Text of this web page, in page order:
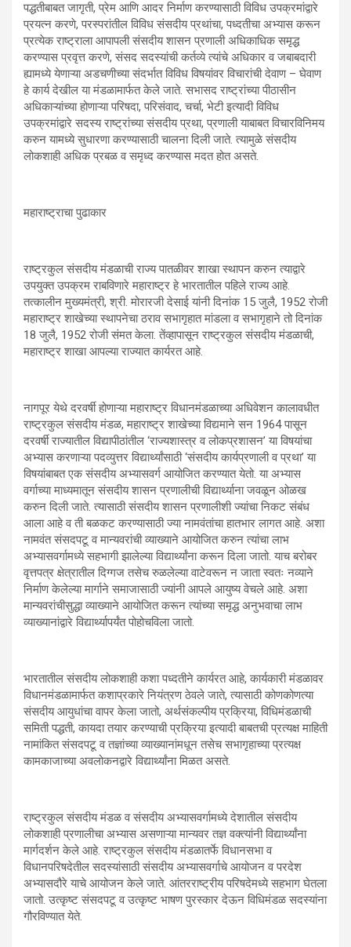
पद्धतीबाबत जागृती, प्रेम आणि आदर निर्माण करण्यासाठी विविध उपक्रमांद्वारे
प्रयत्न करणे, परस्परांतील विविध संसदीय प्रथांचा, पध्दतीचा अभ्यास करून
प्रत्येक राष्ट्राला आपापली संसदीय शासन प्रणाली अधिकाधिक समृद्ध
करण्यास प्रवृत्त करणे, संसद सदस्यांची कर्तव्ये त्यांचे अधिकार व जबाबदारी
ह्यामध्ये येणाऱ्या अडचणीच्या संदर्भात विविध विषयांवर विचारांची देवाण – घेवाण
हे कार्य देखील या मंडळामार्फत केले जाते. सभासद राष्ट्रांच्या पीठासीन
अधिकाऱ्यांच्या होणाऱ्या परिषदा, परिसंवाद, चर्चा, भेटी इत्यादी विविध
उपक्रमांद्वारे सदस्य राष्ट्रांच्या संसदीय प्रथा, प्रणाली याबाबत विचारविनिमय
करुन यामध्ये सुधारणा करण्यासाठी चालना दिली जाते. त्यामुळे संसदीय
लोकशाही अधिक प्रबळ व समृध्द करण्यास मदत होत असते.
महाराष्ट्राचा पुढाकार
राष्ट्रकुल संसदीय मंडळाची राज्य पातळीवर शाखा स्थापन करुन त्याद्वारे
उपयुक्त उपक्रम राबविणारे महाराष्ट्र हे भारतातील पहिले राज्य आहे.
तत्कालीन मुख्यमंत्री, श्री. मोरारजी देसाई यांनी दिनांक 15 जुलै, 1952 रोजी
महाराष्ट्र शाखेच्या स्थापनेचा ठराव सभागृहात मांडला व सभागृहाने तो दिनांक
18 जुलै, 1952 रोजी संमत केला. तेंव्हापासून राष्ट्रकुल संसदीय मंडळाची,
महाराष्ट्र शाखा आपल्या राज्यात कार्यरत आहे.
नागपूर येथे दरवर्षी होणाऱ्या महाराष्ट्र विधानमंडळाच्या अधिवेशन कालावधीत
राष्ट्रकुल संसदीय मंडळ, महाराष्ट्र शाखेच्या विद्यमाने सन 1964 पासून
दरवर्षी राज्यातील विद्यापीठांतील ‘राज्यशास्त्र व लोकप्रशासन’ या विषयांचा
अभ्यास करणाऱ्या पदव्युत्तर विद्यार्थ्यांसाठी ‘संसदीय कार्यप्रणाली व प्रथा’ या
विषयांबाबत एक संसदीय अभ्यासवर्ग आयोजित करण्यात येतो. या अभ्यास
वर्गाच्या माध्यमातून संसदीय शासन प्रणालीची विद्यार्थ्याना जवळून ओळख
करुन दिली जाते. त्यासाठी संसदीय शासन प्रणालीशी ज्यांचा निकट संबंध
आला आहे व ती बळकट करण्यासाठी ज्या नामवंतांचा हातभार लागत आहे. अशा
नामवंत संसदपटू व मान्यवरांची व्याख्याने आयोजित करुन त्यांचा लाभ
अभ्यासवर्गामध्ये सहभागी झालेल्या विद्यार्थ्यांना करून दिला जातो. याच बरोबर
वृत्तपत्र क्षेत्रातील दिग्गज तसेच रुळलेल्या वाटेवरून न जाता स्वतः नव्याने
निर्माण केलेल्या मार्गाने समाजासाठी ज्यांनी आपले आयुष्य वेचले आहे. अशा
मान्यवरांचीसुद्धा व्याख्याने आयोजित करून त्यांच्या समृद्ध अनुभवाचा लाभ
व्याख्यानांद्वारे विद्यार्थ्यापर्यंत पोहोचविला जातो.
भारतातील संसदीय लोकशाही कशा पध्दतीने कार्यरत आहे, कार्यकारी मंडळावर
विधानमंडळामार्फत कशाप्रकारे नियंत्रण ठेवले जाते, त्यासाठी कोणकोणत्या
संसदीय आयुधांचा वापर केला जातो, अर्थसंकल्पीय प्रक्रिया, विधिमंडळाची
समिती पद्धती, कायदा तयार करण्याची प्रक्रिया इत्यादी बाबतची प्रत्यक्ष माहिती
नामांकित संसदपटू व तज्ञांच्या व्याख्यानांमधून तसेच सभागृहाच्या प्रत्यक्ष
कामकाजाच्या अवलोकनद्वारे विद्यार्थ्यांना मिळत असते.
राष्ट्रकुल संसदीय मंडळ व संसदीय अभ्यासवर्गामध्ये देशातील संसदीय
लोकशाही प्रणालीचा अभ्यास असणाऱ्या मान्यवर तज्ञ वक्त्यांनी विद्यार्थ्यांना
मार्गदर्शन केले आहे. राष्ट्रकुल संसदीय मंडळातर्फे विधानसभा व
विधानपरिषदेतील सदस्यांसाठी संसदीय अभ्यासवर्गाचे आयोजन व परदेश
अभ्यासदौरे याचे आयोजन केले जाते. आंतरराष्ट्रीय परिषदेमध्ये सहभाग घेतला
जातो. उत्कृष्ट संसदपटू व उत्कृष्ट भाषण पुरस्कार देऊन विधिमंडळ सदस्यांना
गौरविण्यात येते.